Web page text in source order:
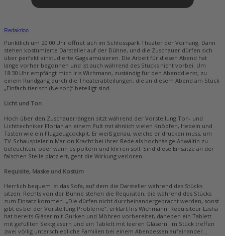
Redaktion
Pünktlich um 20:00 Uhr öffnet sich im Schlosspark Theater der Vorhang. Dann
stehen kostümierte Darsteller auf der Bühne, und die Zuschauer dürfen sich
über perfekt einstudierte Gags amüsieren. Die Arbeit für diesen Abend hat
lange vorher begonnen und ist auch während des Stücks nicht vorbei. Um
18:30 Uhr empfängt mich Iris Wichmann, zuständig für den Abenddienst, zu
einem Rundgang durch die Theaterabteilungen, die an diesem Abend am Stück
„Einfach tierisch (Nelson)“ beteiligt sind.
Licht und Ton
Hoch über den Zuschauerrängen sitzt während der Vorstellung Ton- und
Lichttechniker Florian an einem Pult mit ähnlich vielen Knöpfen, Hebeln und
Tasten wie ein Flugzeugcockpit. Er weiß genau, welche er drücken muss, um
TV-Schauspielerin Marion Kracht bei ihrer Rede als hochnäsige Anwältin zu
beleuchten, oder wann es poltern und klirren soll. Sind diese Einsätze an der
falschen Stelle platziert, geht die Wirkung verloren.
Requisite, Maske und Kostüm
Herrlich bequem ist das Sofa, auf dem die Darsteller während des Stücks
sitzen. Rechts von der Bühne stehen die Requisiten, die während des Stücks
zum Einsatz kommen. „Die dürfen nicht durcheinandergebracht werden, sonst
gibt es bei der Vorstellung Probleme“, erklärt Iris Wichmann. Requisiteur Lasha
hat bereits Gläser mit Gurken und Möhren vorbereitet, daneben ein Tablett
mit gefüllten Sektgläsern und ein Tablett mit leeren Gläsern. Im Stück treffen
zwei völlig unterschiedliche Familien bei einem Abendessen aufeinander…